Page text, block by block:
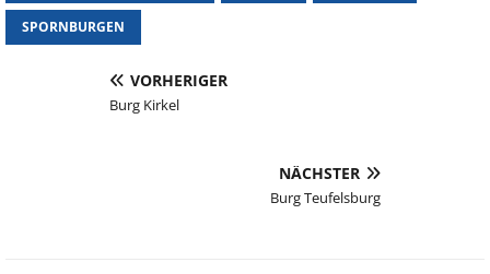
SPORNBURGEN
VORHERIGER
Burg Kirkel
NÄCHSTER
Burg Teufelsburg